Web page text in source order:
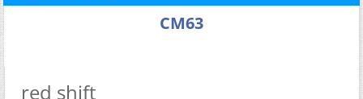
CM63
red shift